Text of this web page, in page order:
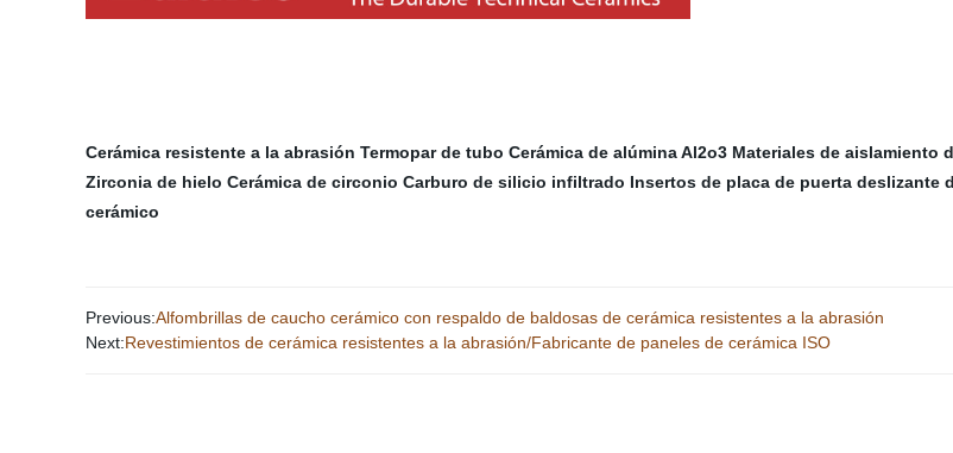
Cerámica resistente a la abrasión Termopar de tubo Cerámica de alúmina Al2o3 Materiales de aislamiento
Zirconia de hielo Cerámica de circonio Carburo de silicio infiltrado Insertos de placa de puerta deslizante
cerámico
Previous:Alfombrillas de caucho cerámico con respaldo de baldosas de cerámica resistentes a la abrasión
Next:Revestimientos de cerámica resistentes a la abrasión/Fabricante de paneles de cerámica ISO